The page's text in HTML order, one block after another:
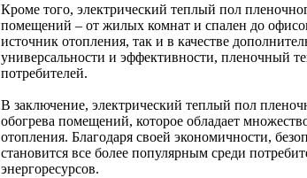
Кроме того, электрический теплый пол
помещений – от жилых комнат и спален до
источник отопления, так и в качестве
универсальности и эффективности, пленочный
потребителей.
В заключение, электрический теплый пол
обогрева помещений, которое обладает
отопления. Благодаря своей экономичности,
становится все более популярным среди
энергоресурсов.